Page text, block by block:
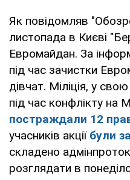
Як повідомляв
листопада в Києві
Евромайдан. За
під час зачистки
дівчат. Міліція, у
під час конфлікту на
постраждали 12
учасників акції були
складено
розглядати в